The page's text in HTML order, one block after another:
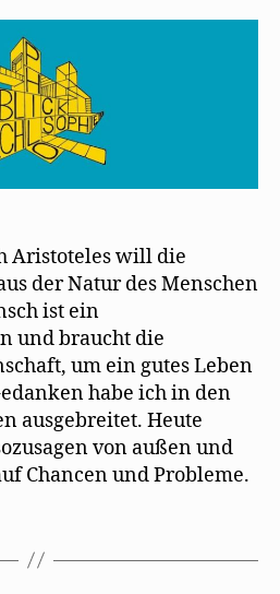
Aristoteles will die
der Natur des Menschen
ist ein
und braucht die
um ein gutes Leben
habe ich in den
ausgebreitet. Heute
von außen und
Chancen und Probleme.